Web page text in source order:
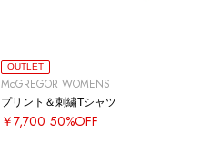
OUTLET
McGREGOR WOMENS
プリント＆刺繍Tシャツ
￥7,700 50%OFF